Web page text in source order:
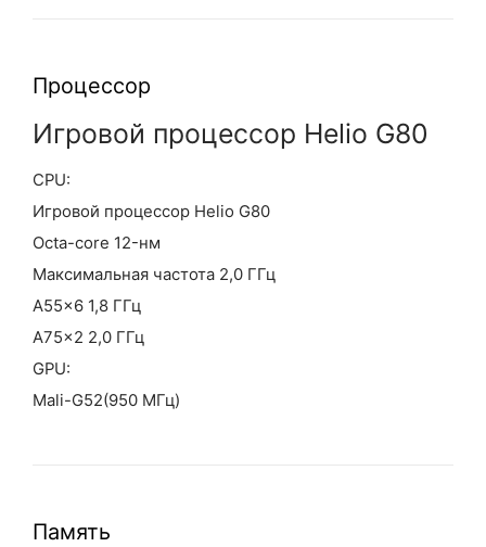
Процессор
Игровой процессор Helio G80
CPU:
Игровой процессор Helio G80
Octa-core 12-нм
Максимальная частота 2,0 ГГц
A55×6 1,8 ГГц
A75×2 2,0 ГГц
GPU:
Mali-G52(950 МГц)
Память